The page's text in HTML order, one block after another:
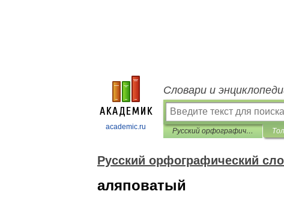
academic.ru
Словари и
Русский орфографический словарь
Русский орфографический
аляповатый